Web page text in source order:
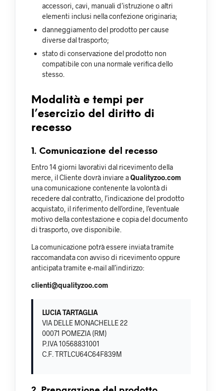
accessori, cavi, manuali d’istruzione o altri
elementi inclusi nella confezione originaria;
danneggiamento del prodotto per cause
diverse dal trasporto;
stato di conservazione del prodotto non
compatibile con una normale verifica dello
stesso.
Modalità e tempi per
l’esercizio del diritto di
recesso
1. Comunicazione del recesso
Entro 14 giorni lavorativi dal ricevimento della
merce, il Cliente dovrà inviare aQualityzoo.com
una comunicazione contenente la volontà di
recedere dal contratto, l’indicazione del prodotto
acquistato, il riferimento dell’ordine, l’eventuale
motivo della contestazione e copia del documento
di trasporto, ove disponibile.
La comunicazione potrà essere inviata tramite
raccomandata con avviso di ricevimento oppure
anticipata tramite e-mail all’indirizzo:
clienti@qualityzoo.com
LUCIA TARTAGLIA
VIA DELLE MONACHELLE 22
00071 POMEZIA (RM)
P.IVA 10568831001
C.F. TRTLCU64C64F839M